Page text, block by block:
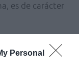
Personal
es de carácter